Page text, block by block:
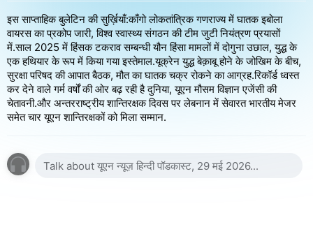
इस साप्ताहिक बुलेटिन की सुर्ख़ियाँ:काँगो लोकतांत्रिक गणराज्य में घातक इबोला
वायरस का प्रकोप जारी, विश्व स्वास्थ्य संगठन की टीम जुटी नियंत्रण प्रयासों
में.साल 2025 में हिंसक टकराव सम्बन्धी यौन हिंसा मामलों में दोगुना उछाल, युद्ध के
एक हथियार के रूप में किया गया इस्तेमाल.यूक्रेन युद्ध बेक़ाबू होने के जोखिम के बीच,
सुरक्षा परिषद की आपात बैठक, मौत का घातक चक्र रोकने का आग्रह.रिकॉर्ड ध्वस्त
कर देने वाले गर्म वर्षों की ओर बढ़ रही है दुनिया, यूएन मौसम विज्ञान एजेंसी की
चेतावनी.और अन्तरराष्ट्रीय शान्तिरक्षक दिवस पर लेबनान में सेवारत भारतीय मेजर
समेत चार यूएन शान्तिरक्षकों को मिला सम्मान.